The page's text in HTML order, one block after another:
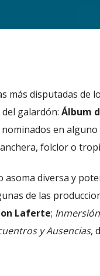
más disputadas de
galardón: Álbum
en
folclor o
asoma diversa y
de las
Laferte; Inmersión
y Ausencias,